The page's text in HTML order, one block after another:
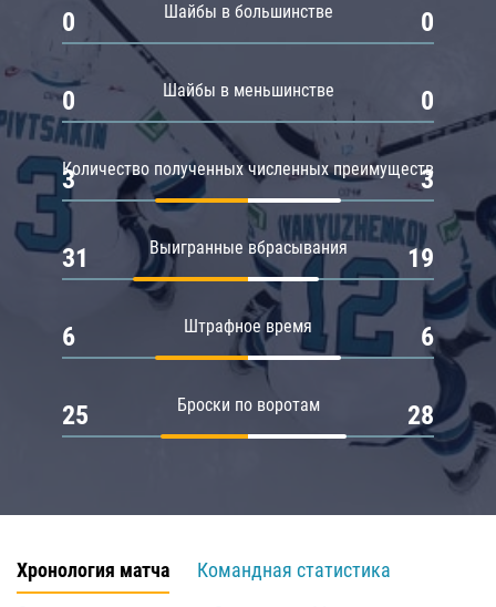
Шайбы в большинстве
0 0
Шайбы в меньшинстве
0 0
Количество полученных численных преимуществ
3 3
Выигранные вбрасывания
31 19
Штрафное время
6 6
Броски по воротам
25 28
Хронология матча
Командная статистика